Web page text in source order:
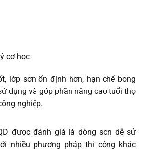
cơ học
lớp sơn ổn định hơn, hạn chế bong
dụng và góp phần nâng cao tuổi thọ
nghiệp.
được đánh giá là dòng sơn dễ sử
nhiều phương pháp thi công khác